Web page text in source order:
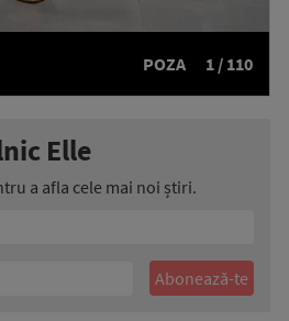
POZA 1 / 110
Elle
a afla cele mai noi știri.